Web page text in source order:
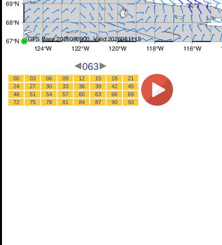
063
00 03 06 09 12 15 18
21
24
27 30 33 36 39 42
45
48
51 54 57 60 63 66
69
72
75 78 81 84 87 90 93